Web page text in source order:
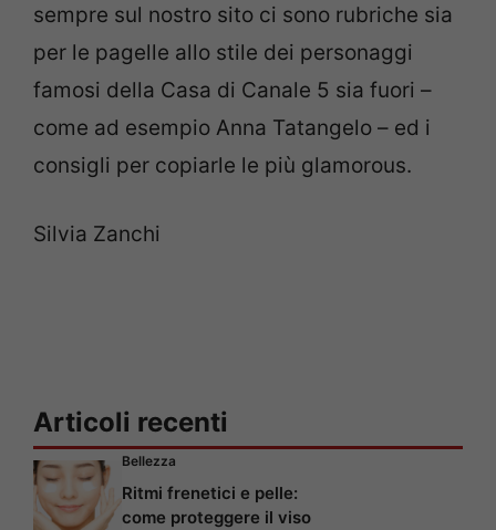
sempre sul nostro sito ci sono rubriche sia
per le pagelle allo stile dei personaggi
famosi della Casa di Canale 5 sia fuori –
come ad esempio Anna Tatangelo – ed i
consigli per copiarle le più glamorous.
Silvia Zanchi
Articoli recenti
Bellezza
Ritmi frenetici e pelle:
come proteggere il viso